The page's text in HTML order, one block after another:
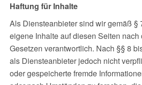
Haftung für Inhalte
Als Diensteanbieter sind wir gemäß §
eigene Inhalte auf diesen Seiten
Gesetzen verantwortlich. Nach §§ 8
als Diensteanbieter jedoch nicht
oder gespeicherte fremde